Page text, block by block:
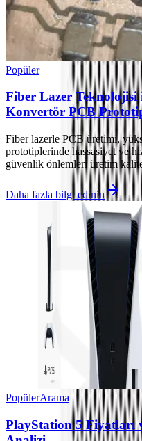
Popüler
Fiber Lazer
Konvertör PCB
Fiber lazerle PCB üretimi,
prototiplerinde hassasiyet ve
güvenlik önlemleri üretim
Daha fazla bilgi edinin
PopülerArama
PlayStation 5 Fiyatları